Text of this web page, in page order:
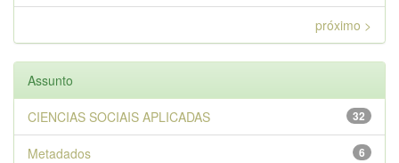
próximo >
Assunto
32
CIENCIAS SOCIAIS APLICADAS
6
Metadados